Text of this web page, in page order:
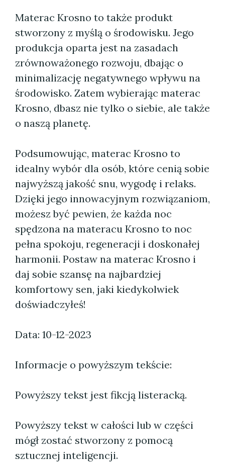
Materac Krosno to także produkt
stworzony z myślą o środowisku. Jego
produkcja oparta jest na zasadach
zrównoważonego rozwoju, dbając o
minimalizację negatywnego wpływu na
środowisko. Zatem wybierając materac
Krosno, dbasz nie tylko o siebie, ale także
o naszą planetę.
Podsumowując, materac Krosno to
idealny wybór dla osób, które cenią sobie
najwyższą jakość snu, wygodę i relaks.
Dzięki jego innowacyjnym rozwiązaniom,
możesz być pewien, że każda noc
spędzona na materacu Krosno to noc
pełna spokoju, regeneracji i doskonałej
harmonii. Postaw na materac Krosno i
daj sobie szansę na najbardziej
komfortowy sen, jaki kiedykolwiek
doświadczyłeś!
Data: 10-12-2023
Informacje o powyższym tekście:
Powyższy tekst jest fikcją listeracką.
Powyższy tekst w całości lub w części
mógł zostać stworzony z pomocą
sztucznej inteligencji.